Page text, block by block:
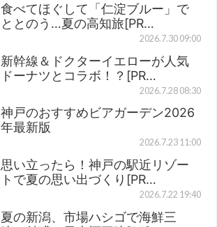
食べてほぐして「仁淀ブルー」で
ととのう…夏の高知旅[PR…
2026.7.30 09:00
新幹線＆ドクターイエローが人気
ドーナツとコラボ！？[PR…
2026.7.28 08:30
神戸のおすすめビアガーデン2026
年最新版
2026.7.23 11:00
思い立ったら！神戸の駅近リゾー
トで夏の思い出づくり[PR…
2026.7.22 19:40
夏の新潟、市場ハシゴで海鮮三